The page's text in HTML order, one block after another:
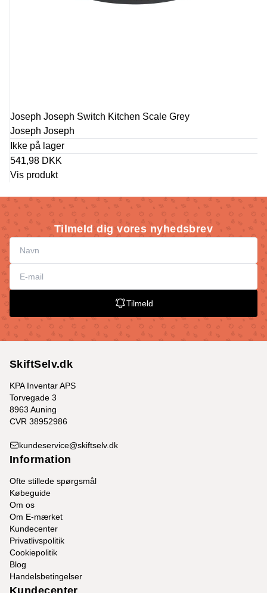
Joseph Joseph Switch Kitchen Scale Grey
Joseph Joseph
Ikke på lager
541,98 DKK
Vis produkt
Tilmeld dig vores nyhedsbrev
Tilmeld
SkiftSelv.dk
KPA Inventar APS
Torvegade 3
8963 Auning
CVR 38952986
kundeservice@skiftselv.dk
Information
Ofte stillede spørgsmål
Købeguide
Om os
Om E-mærket
Kundecenter
Privatlivspolitik
Cookiepolitik
Blog
Handelsbetingelser
Kundecenter